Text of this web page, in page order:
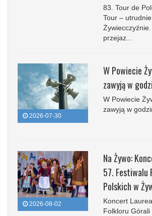
83. Tour de
Tour –
przejaz...
2026-07-30
W Powiecie
zawyją w
W Powiecie
zawyją w
2026-08-02
Na Żywo:
57. Festiwalu
Polskich w
Koncert
Folkloru Górali